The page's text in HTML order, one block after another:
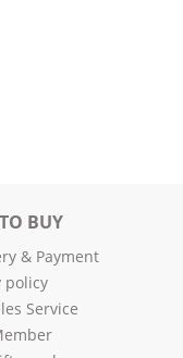
BUY
& Payment
policy
Service